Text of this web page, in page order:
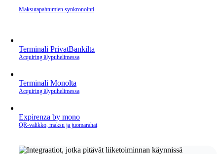
Maksutapahtumien synkronointi
Terminali PrivatBankilta
Acquiring älypuhelimessa
Terminali Monolta
Acquiring älypuhelimessa
Expirenza by mono
QR‑valikko, maksu ja juomarahat